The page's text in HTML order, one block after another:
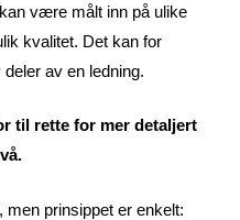
være målt inn på ulike
kvalitet. Det kan for
av en ledning.
til rette for mer detaljert
prinsippet er enkelt: